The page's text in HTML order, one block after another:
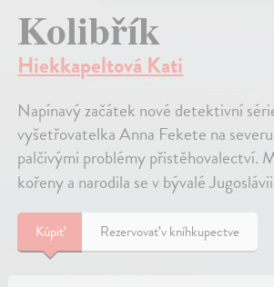
Kolibřík
Hiekkapeltová Kati
Napínavý začátek nové detektivní
vyšetřovatelka Anna Fekete na
palčivými problémy přistěhovalectví.
kořeny a narodila se v bývalé
Kúpiť Rezervovať v kníhkupectve